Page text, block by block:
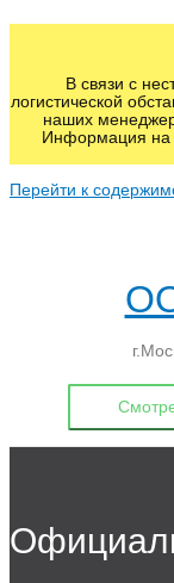
В связи с
логистической
наших
Информация на
Перейти к